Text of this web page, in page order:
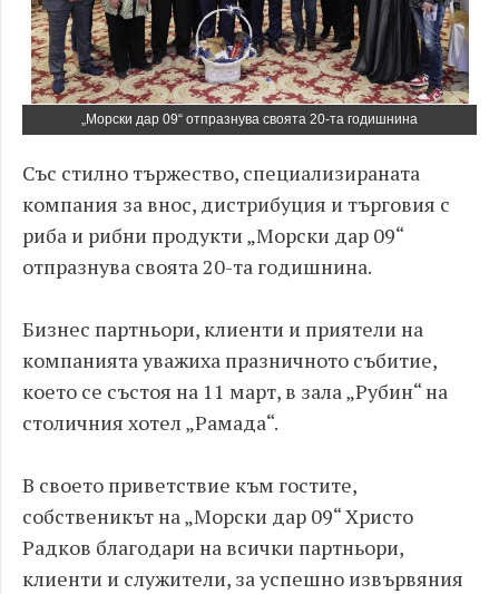
„Морски дар 09“ отпразнува своята 20-та годишнина
Със стилно тържество, специализираната
компания за внос, дистрибуция и търговия с
риба и рибни продукти „Морски дар 09“
отпразнува своята 20-та годишнина.
Бизнес партньори, клиенти и приятели на
компанията уважиха празничното събитие,
което се състоя на 11 март, в зала „Рубин“ на
столичния хотел „Рамада“.
В своето приветствие към гостите,
собственикът на „Морски дар 09“ Христо
Радков благодари на всички партньори,
клиенти и служители, за успешно извървяния